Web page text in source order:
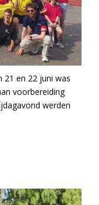
21 en 22 juni was
voorbereiding
werden